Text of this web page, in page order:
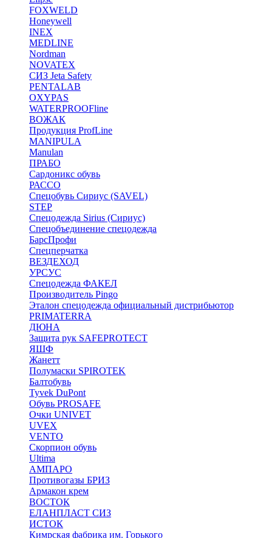
FOXWELD
Honeywell
INEX
MEDLINE
Nordman
NOVATEX
СИЗ Jeta Safety
PENTALAB
OXYPAS
WATERPROOFline
ВОЖАК
Продукция ProfLine
MANIPULA
Manulan
ПРАБО
Сардоникс обувь
РАССО
Спецобувь Сириус (SAVEL)
STEP
Спецодежда Sirius (Сириус)
Спецобъединение спецодежда
БарсПрофи
Спецперчатка
ВЕЗДЕХОД
УРСУС
Спецодежда ФАКЕЛ
Производитель Pingo
Эталон спецодежда официальный дистрибьютор
PRIMATERRA
ДЮНА
Защита рук SAFEPROTECT
ЯШФ
Жанетт
Полумаски SPIROTEK
Балтобувь
Tyvek DuPont
Обувь PROSAFE
Очки UNIVET
UVEX
VENTO
Скорпион обувь
Ultima
АМПАРО
Противогазы БРИЗ
Армакон крем
ВОСТОК
ЕЛАНПЛАСТ СИЗ
ИСТОК
Кимрская фабрика им. Горького